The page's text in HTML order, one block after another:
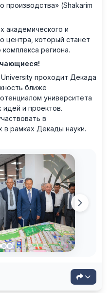
производства» (Shakarim
академического и
центра, который станет
региона.
проходит Декада
ближе
университета
идей и проектов.
в
рамках Декады науки.